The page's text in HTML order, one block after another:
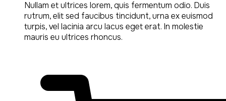
price
was:
59,00 lei.
price
is:
49,00 lei.
Nullam et ultrices lorem, quis fermentum odio. Duis
rutrum, elit sed faucibus tincidunt, urna ex euismod
turpis, vel lacinia arcu lacus eget erat. In molestie
mauris eu ultrices rhoncus.